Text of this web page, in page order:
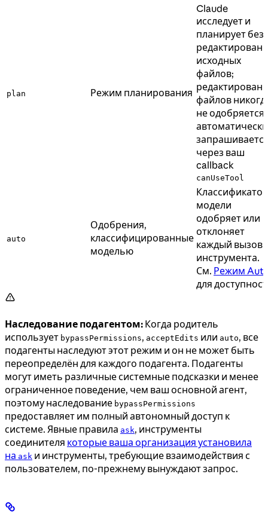
plan Режим планирования
Claude
исследует и
планирует без
исходных
файлов;
файлов
не одобряется
через ваш
callback
canUseTool
auto
Одобрения,
классифицированные
моделью
Классификатор
модели
одобряет или
отклоняет
каждый вызов
инструмента.
См. Режим
для
Наследование подагентом: Когда родитель
использует bypassPermissions, acceptEdits или auto, все
подагенты наследуют этот режим и он не может быть
переопределён для каждого подагента. Подагенты
могут иметь различные системные подсказки и менее
ограниченное поведение, чем ваш основной агент,
поэтому наследование bypassPermissions
предоставляет им полный автономный доступ к
системе. Явные правила ask, инструменты
соединителя которые ваша организация установила
на ask и инструменты, требующие взаимодействия с
пользователем, по-прежнему вынуждают запрос.